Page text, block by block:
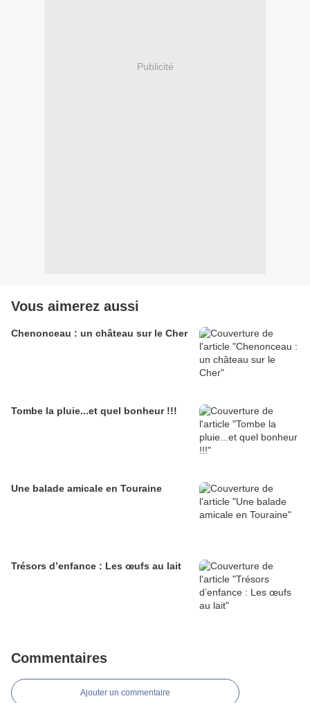
Publicité
Vous aimerez aussi
Chenonceau : un château sur le Cher
Tombe la pluie...et quel bonheur !!!
Une balade amicale en Touraine
Trésors d’enfance : Les œufs au lait
Commentaires
Ajouter un commentaire